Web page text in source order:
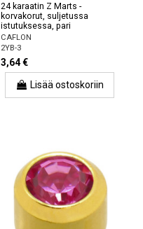
24 karaatin Z Marts -
korvakorut, suljetussa
istutuksessa, pari
CAFLON
2YB-3
3,64 €
Lisää ostoskoriin